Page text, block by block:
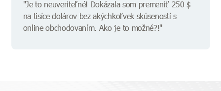
"Je to neuveriteľné! Dokázala som premeniť 250 $
na tisíce dolárov bez akýchkoľvek skúseností s
online obchodovaním. Ako je to možné?!"